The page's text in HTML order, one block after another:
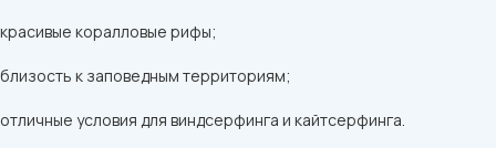
красивые коралловые рифы;
близость к заповедным территориям;
отличные условия для виндсерфинга и кайтсерфинга.